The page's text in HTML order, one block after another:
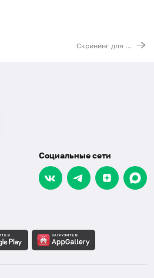
Скрининг для вегетарианцев и веганов
Социальные сети